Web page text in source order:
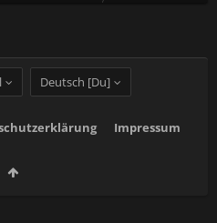
Deutsch [Du]
Impressum